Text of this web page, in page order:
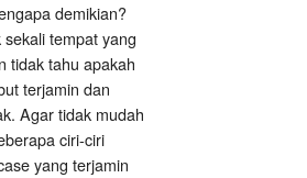
demikian?
tempat yang
tidak tahu apakah
terjamin dan
Agar tidak mudah
ciri-ciri
yang terjamin